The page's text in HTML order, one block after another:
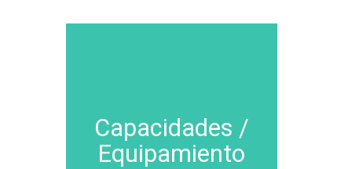
Capacidades /
Equipamiento